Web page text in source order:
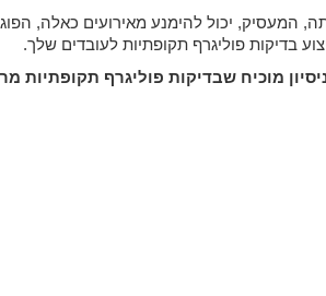
המעסיק, יכול להימנע מאירועים כאלה,
בדיקות פוליגרף תקופתיות לעובדים שלך.
מוכיח שבדיקות פוליגרף תקופתיות